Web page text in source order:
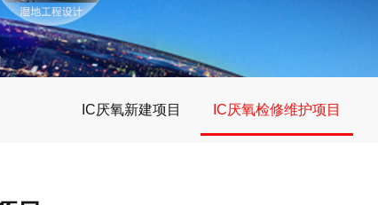
IC厌氧新建项目 IC厌氧检修维护项目